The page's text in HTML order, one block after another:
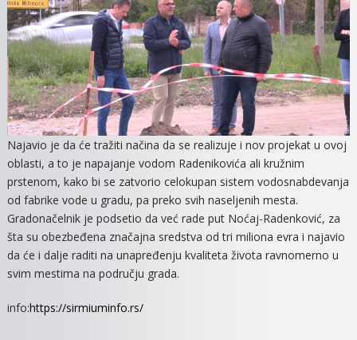
Najavio je da će tražiti načina da se realizuje i nov projekat u ovoj
oblasti, a to je napajanje vodom Radenikovića ali kružnim
prstenom, kako bi se zatvorio celokupan sistem vodosnabdevanja
od fabrike vode u gradu, pa preko svih naseljenih mesta.
Gradonačelnik je podsetio da već rade put Noćaj-Radenković, za
šta su obezbeđena značajna sredstva od tri miliona evra i najavio
da će i dalje raditi na unapređenju kvaliteta života ravnomerno u
svim mestima na području grada.
info:https://sirmiuminfo.rs/